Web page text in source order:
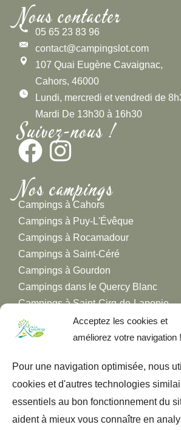
Acceptez les cookies et
améliorez votre navigation !
Pour une navigation optimisée, nous
cookies et d'autres technologies
essentiels au bon fonctionnement du
aident à mieux vous connaître en
Nous contacter
05 65 23 83 96
contact@campingslot.com
107 Quai Eugène Cavaignac,
Cahors, 46000
Lundi, mercredi et vendredi de
Mardi De 13h30 à 16h30
Suivez-nous !
Nos campings
Campings à Cahors
Campings à Puy-L'Évêque
Campings à Rocamadour
Campings à Saint-Céré
Campings à Gourdon
Campings dans le Quercy Blanc
Campings à Saint-Cirq-de-Lapopie
Campings à Figeac
Campings dans la Vallée de la
Campings dans la Vallée du Célé